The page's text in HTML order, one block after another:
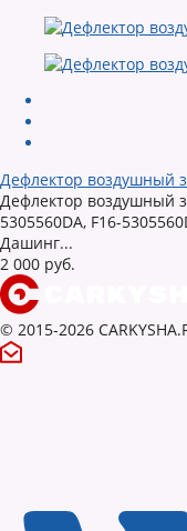
Дефлектор воздушный
Дефлектор воздушный
5305560DA, F16-
Дашинг...
2 000 руб.
© 2015-2026